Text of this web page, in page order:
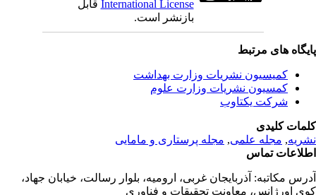
International Licenseقابل
بازنشر است.
های مرتبط
کمیسیون نشریات وزارت بهداشت
کمسیون نشریات وزارت علوم
شرکت یکتاوب
کلیدی
,مجله علمی, مجله پرستاری و مامایی
تماس
مکاتبه:آذربایجان غربی، ارومیه، بلوار رسالت، خیابان جهاد،
اورژانس، معاونت تحقیقات و فناوری